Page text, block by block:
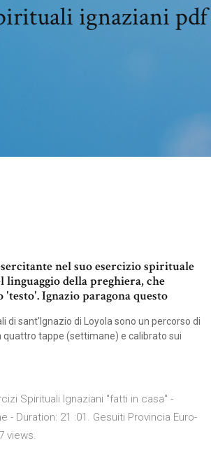
ignaziani pdf
nel suo esercizio spirituale
linguaggio della preghiera, che
Ignazio paragona questo
di sant'Ignazio di Loyola sono un percorso di
quattro tappe (settimane) e calibrato sui
Spirituali Ignaziani "fatti in casa" -
- Duration: 21 :01. Gesuiti Provincia Euro-
views.